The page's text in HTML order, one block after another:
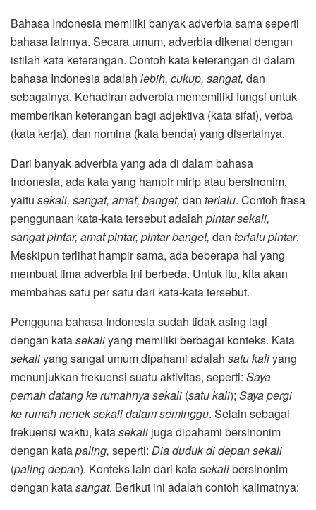
Bahasa Indonesia memiliki banyak adverbia sama seperti
bahasa lainnya. Secara umum, adverbia dikenal dengan
istilah kata keterangan. Contoh kata keterangan di dalam
bahasa Indonesia adalah lebih, cukup, sangat, dan
sebagainya. Kehadiran adverbia mememiliki fungsi untuk
memberikan keterangan bagi adjektiva (kata sifat), verba
(kata kerja), dan nomina (kata benda) yang disertainya.
Dari banyak adverbia yang ada di dalam bahasa
Indonesia, ada kata yang hampir mirip atau bersinonim,
yaitu sekali, sangat, amat, banget, dan terlalu. Contoh frasa
penggunaan kata-kata tersebut adalah pintar sekali,
sangat pintar, amat pintar, pintar banget, dan terlalu pintar.
Meskipun terlihat hampir sama, ada beberapa hal yang
membuat lima adverbia ini berbeda. Untuk itu, kita akan
membahas satu per satu dari kata-kata tersebut.
Pengguna bahasa Indonesia sudah tidak asing lagi
dengan katasekaliyang memiliki berbagai konteks. Kata
sekaliyang sangat umum dipahami adalah satu kaliyang
menunjukkan frekuensi suatu aktivitas, seperti: Saya
pernah datang ke rumahnya sekali (satu kali); Saya pergi
ke rumah nenek sekali dalam seminggu. Selain sebagai
frekuensi waktu, katasekali juga dipahami bersinonim
dengan katapaling, seperti: Dia duduk di depan sekali
(paling depan). Konteks lain dari katasekalibersinonim
dengan katasangat. Berikut ini adalah contoh kalimatnya: